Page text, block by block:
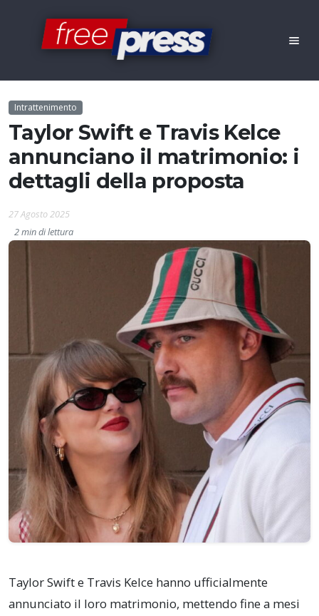
Intrattenimento
Taylor Swift e Travis Kelce
annunciano il matrimonio: i
dettagli della proposta
27 Agosto 2025
2 min di lettura
Taylor Swift e Travis Kelce hanno ufficialmente
annunciato il loro matrimonio, mettendo fine a mesi